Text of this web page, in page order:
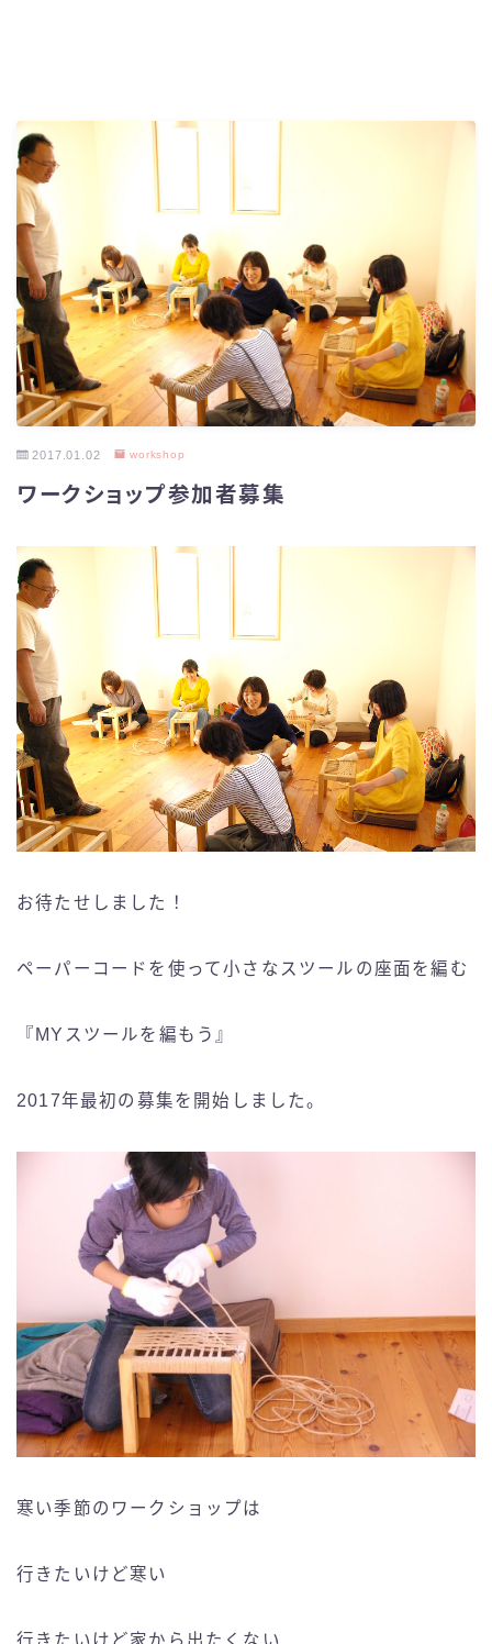
2017.01.02 workshop
ワークショップ参加者募集
お待たせしました！
ペーパーコードを使って小さなスツールの座面を編む
『MYスツールを編もう』
2017年最初の募集を開始しました。
寒い季節のワークショップは
行きたいけど寒い
行きたいけど家から出たくない